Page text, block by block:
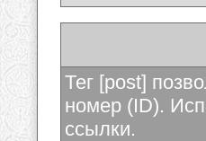
Тег [post]
номер (ID).
ссылки.